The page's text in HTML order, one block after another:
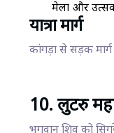
मेला और
यात्रा मार्ग
कांगड़ा से सड़क मार्ग
10. लुटरु